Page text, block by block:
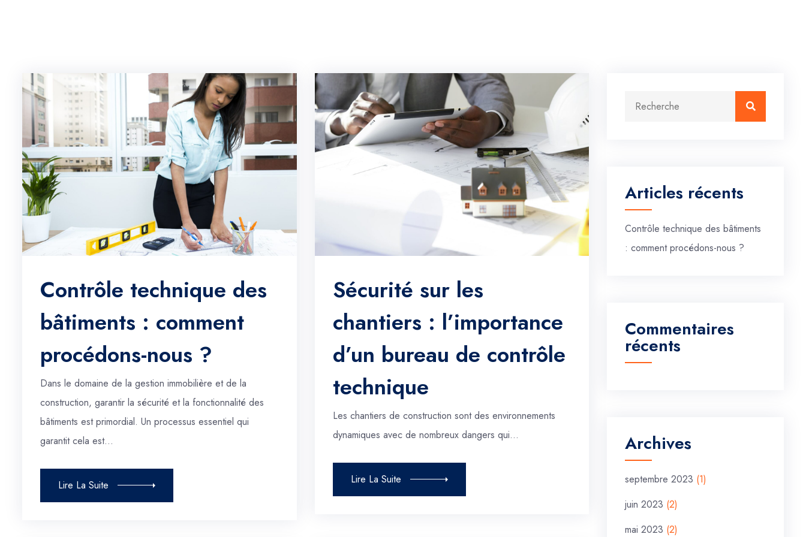
Contrôle technique des
bâtiments : comment
procédons-nous ?
Dans le domaine de la gestion immobilière et de la
construction, garantir la sécurité et la fonctionnalité des
bâtiments est primordial. Un processus essentiel qui
garantit cela est…
Lire La Suite
Sécurité sur les
chantiers : l’importance
d’un bureau de contrôle
technique
Les chantiers de construction sont des environnements
dynamiques avec de nombreux dangers qui…
Lire La Suite
Recherche : Recherche
Articles récents
Contrôle technique des bâtiments
: comment procédons-nous ?
Commentaires
récents
Archives
septembre 2023 (1)
juin 2023 (2)
mai 2023 (2)